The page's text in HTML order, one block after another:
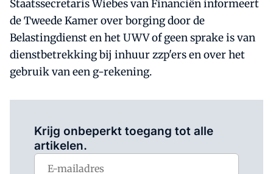
Staatssecretaris Wiebes van Financiën informeert
de Tweede Kamer over borging door de
Belastingdienst en het UWV of geen sprake is van
dienstbetrekking bij inhuur zzp'ers en over het
gebruik van een g-rekening.
Krijg onbeperkt toegang tot alle
artikelen.